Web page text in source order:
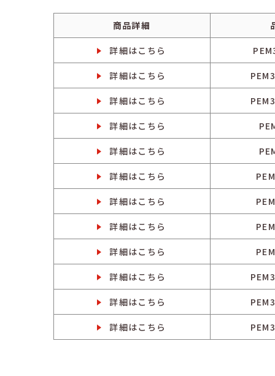
商品詳細
詳細はこちら
詳細はこちら
詳細はこちら
詳細はこちら
詳細はこちら
詳細はこちら
詳細はこちら
詳細はこちら
詳細はこちら
詳細はこちら
詳細はこちら
詳細はこちら